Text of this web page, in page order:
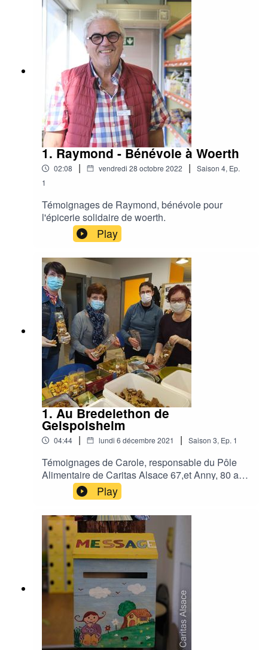
1. Raymond - Bénévole à Woerth
02:08 | vendredi 28 octobre 2022 | Saison 4, Ep.
1
Témoignages de Raymond, bénévole pour
l'épicerie solidaire de woerth.
Play
1. Au Bredelethon de
Geispolsheim
04:44 | lundi 6 décembre 2021 | Saison 3, Ep. 1
Témoignages de Carole, responsable du Pôle
Alimentaire de Caritas Alsace 67,et Anny, 80 ans
et pâtissière recordwoman, avec 50kg de bredele
produits.
Play